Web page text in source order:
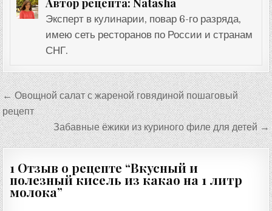
Автор рецепта:
Эксперт в кулинарии, повар 6-го разряда,
имею сеть ресторанов по России и странам
СНГ.
Навигация
по
записям
← Овощной салат с жареной говядиной пошаговый
рецепт
Забавные ёжики из куриного филе для детей →
1 Отзыв о рецепте “Вкусный и
полезный кисель из какао на 1 литр
молока”